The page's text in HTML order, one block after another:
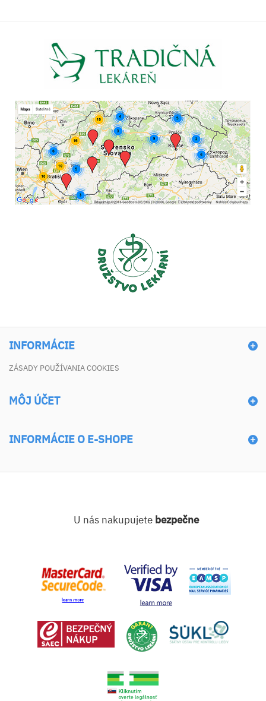
INFORMÁCIE
ZÁSADY POUŽÍVANIA COOKIES
MÔJ ÚČET
INFORMÁCIE O E-SHOPE
U nás nakupujete bezpečne